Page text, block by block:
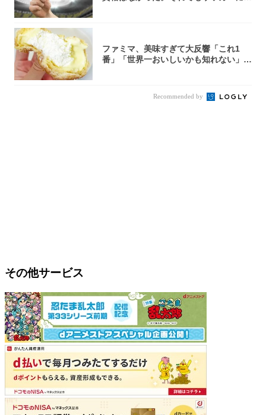
ファミマ、美味すぎて大反響「これ1
番」「世界一おいしいかも知れない」
Recommended by
その他サービス